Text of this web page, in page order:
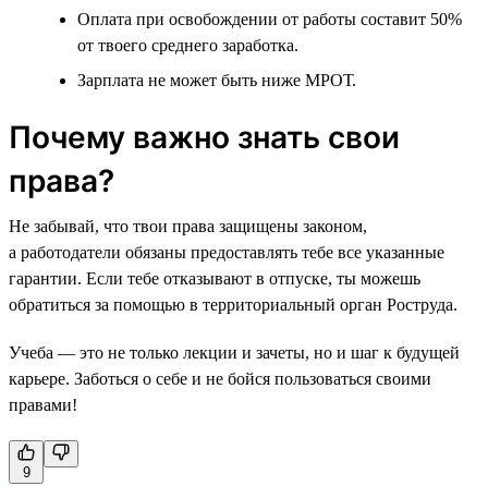
Оплата при освобождении от работы составит 50%
от твоего среднего заработка.
Зарплата не может быть ниже МРОТ.
Почему важно знать свои
права?
Не забывай, что твои права защищены законом,
а работодатели обязаны предоставлять тебе все указанные
гарантии. Если тебе отказывают в отпуске, ты можешь
обратиться за помощью в территориальный орган Роструда.
Учеба — это не только лекции и зачеты, но и шаг к будущей
карьере. Заботься о себе и не бойся пользоваться своими
правами!
9